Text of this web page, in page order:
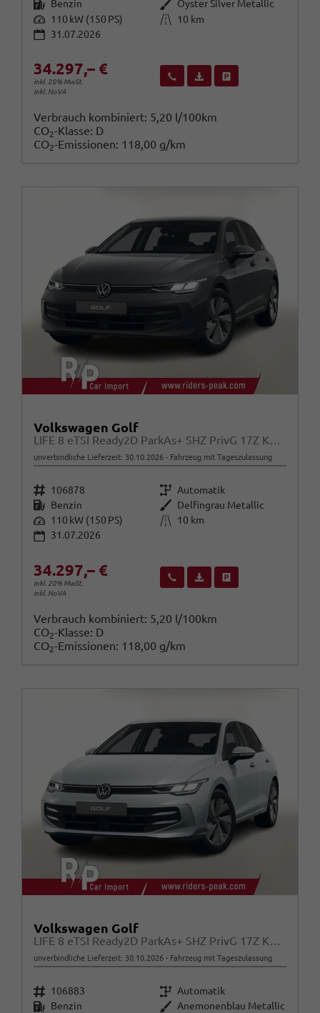
Kraftstoff Benzin Außenfarbe
Oyster Silver Metallic
Leistung 110 kW (150 PS) Kilometerstand
10 km
31.07.2026
34.297,– €
inkl. 20% MwSt.
inkl. NoVA
Wir rufen Sie anFahrzeugexposé (PDF)
Verbrauch kombiniert: 5,20 l/100km
CO2-Klasse: D
CO2-Emissionen: 118,00 g/km
Volkswagen Golf
unverbindliche Lieferzeit: 30.10.2026 Fahrzeug mit Tageszulassung
Fahrzeugnr. 106878 Getriebe Automatik
Kraftstoff Benzin Außenfarbe
Delfingrau Metallic
Leistung 110 kW (150 PS) Kilometerstand
10 km
31.07.2026
34.297,– €
inkl. 20% MwSt.
inkl. NoVA
Wir rufen Sie anFahrzeugexposé (PDF)
Verbrauch kombiniert: 5,20 l/100km
CO2-Klasse: D
CO2-Emissionen: 118,00 g/km
Volkswagen Golf
LIFE 8 eTSI Ready2D ParkAs+ SHZ PrivG 17Z KeyL
unverbindliche Lieferzeit: 30.10.2026 Fahrzeug mit Tageszulassung
Fahrzeugnr. 106883 Getriebe Automatik
Kraftstoff Benzin Außenfarbe Anemonenblau Metallic